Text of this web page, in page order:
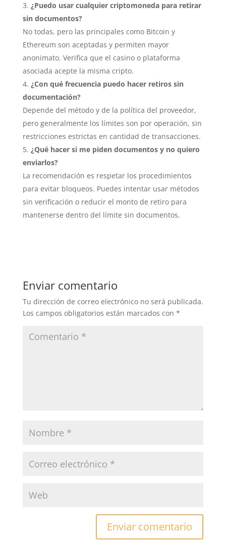
¿Puedo usar cualquier criptomoneda para retirar
sin documentos?
No todas, pero las principales como Bitcoin y
Ethereum son aceptadas y permiten mayor
anonimato. Verifica que el casino o plataforma
asociada acepte la misma cripto.
¿Con qué frecuencia puedo hacer retiros sin
documentación?
Depende del método y de la política del proveedor,
pero generalmente los límites son por operación, sin
restricciones estrictas en cantidad de transacciones.
¿Qué hacer si me piden documentos y no quiero
enviarlos?
La recomendación es respetar los procedimientos
para evitar bloqueos. Puedes intentar usar métodos
sin verificación o reducir el monto de retiro para
mantenerse dentro del límite sin documentos.
Enviar comentario
Tu dirección de correo electrónico no será publicada.
Los campos obligatorios están marcados con *